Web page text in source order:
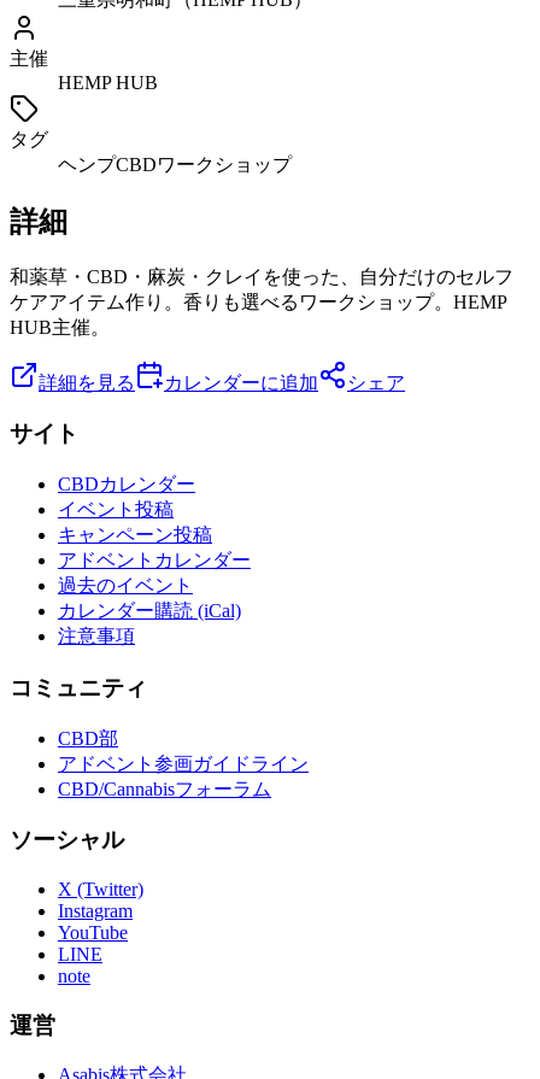
主催
HEMP HUB
タグ
ヘンプCBDワークショップ
詳細
和薬草・CBD・麻炭・クレイを使った、自分だけのセルフ
ケアアイテム作り。香りも選べるワークショップ。HEMP
HUB主催。
詳細を見る カレンダーに追加 シェア
サイト
CBDカレンダー
イベント投稿
キャンペーン投稿
アドベントカレンダー
過去のイベント
カレンダー購読 (iCal)
注意事項
コミュニティ
CBD部
アドベント参画ガイドライン
CBD/Cannabisフォーラム
ソーシャル
X (Twitter)
Instagram
YouTube
LINE
note
運営